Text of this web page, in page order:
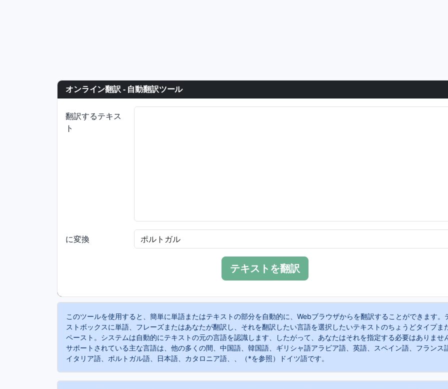
オンライン翻訳 - 自動翻訳ツール
翻訳するテキス
ト
に変換
テキストを翻訳
このツールを使用すると、簡単に単語またはテキストの部分を自動的に、Webブラウザからを翻訳することができます。
ストボックスに単語、フレーズまたはあなたが翻訳し、それを翻訳したい言語を選択したいテキストのちょうどタイプま
ペースト。システムは自動的にテキストの元の言語を認識します、したがって、あなたはそれを指定する必要はありませ
サポートされている主な言語は、他の多くの間、中国語、韓国語、ギリシャ語アラビア語、英語、スペイン語、フランス
イタリア語、ポルトガル語、日本語、カタロニア語、、（*を参照）ドイツ語です。